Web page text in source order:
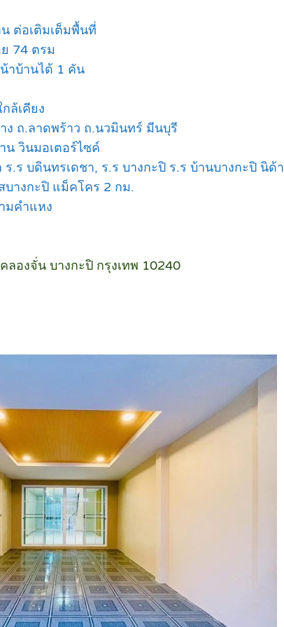
ต่อเติมเต็มพื้นที่
74 ตรม
าบ้านได้ 1 คัน
ล้เคียง
ง ถ.ลาดพร้าว ถ.นวมินทร์ มีนบุรี
น วินมอเตอร์ไซค์
ร.ร บดินทรเดชา, ร.ร บางกะปิ ร.ร บ้านบางกะปิ นิด้า
บางกะปิ แม็คโคร 2 กม.
มคำแหง
องจั่น บางกะปิ กรุงเทพ 10240